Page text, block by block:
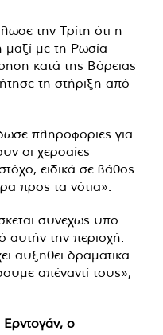
την Τρίτη ότι η
με τη Ρωσία
κατά της Βόρειας
τη στήριξη από
πληροφορίες για
οι χερσαίες
ειδικά σε βάθος
προς τα νότια».
συνεχώς υπό
την περιοχή.
αυξηθεί δραματικά.
απέναντί τους»,
Ερντογάν, ο